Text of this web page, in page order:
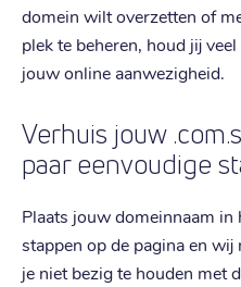
domein wilt overzetten of
plek te beheren, houd jij
jouw online aanwezigheid.
Verhuis jouw
paar eenvoudige
Plaats jouw domeinnaam in
stappen op de pagina en wij
je niet bezig te houden met